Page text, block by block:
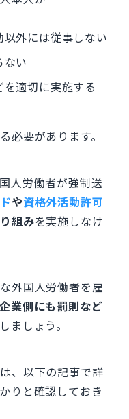
外には従事しない
ない
適切に実施する
必要があります。
人労働者が強制送
や資格外活動許可
組みを実施しなけ
外国人労働者を雇
業側にも罰則など
ましょう。
、以下の記事で詳
りと確認しておき